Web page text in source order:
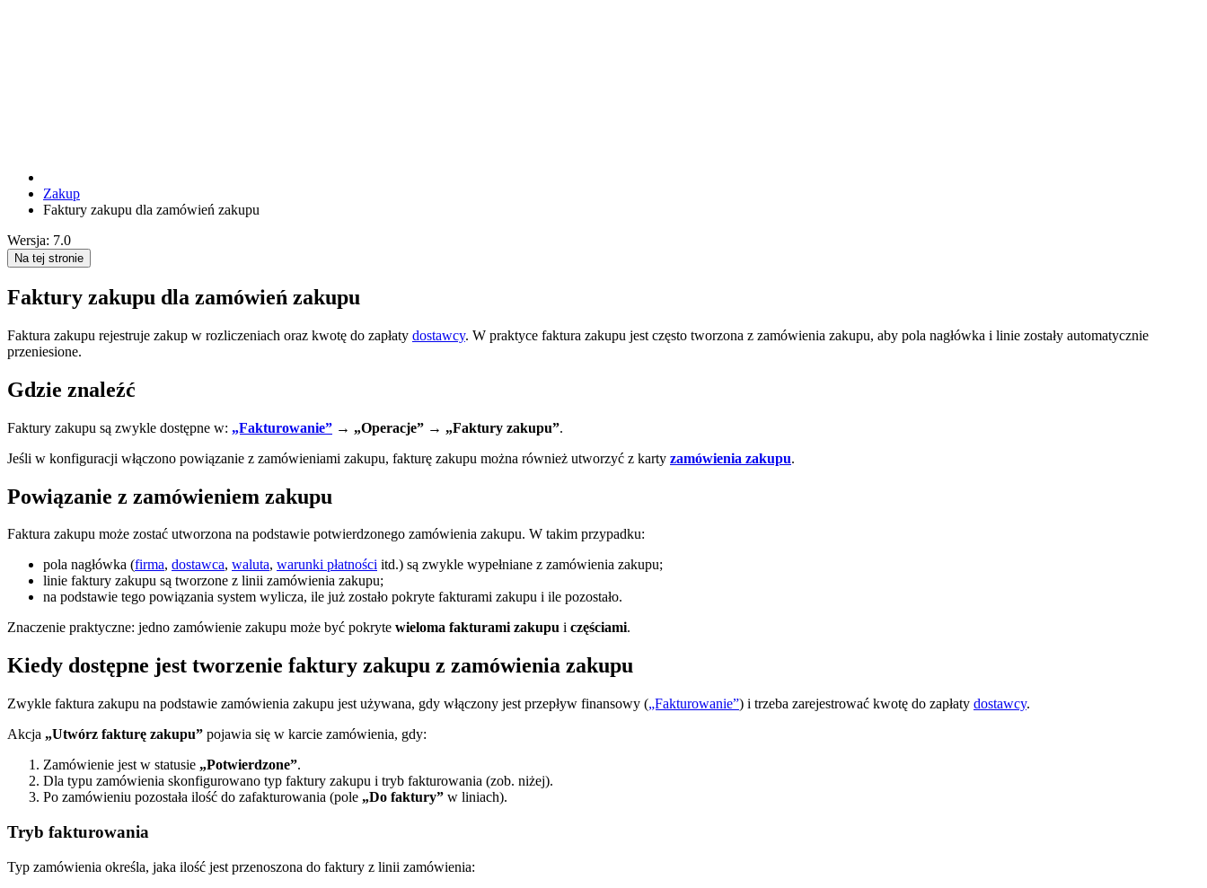
Zakup
Faktury zakupu dla zamówień zakupu
Wersja: 7.0
Na tej stronie
Faktury zakupu dla zamówień zakupu
Faktura zakupu rejestruje zakup w rozliczeniach oraz kwotę do zapłaty dostawcy. W praktyce faktura zakupu jest często tworzona z zamówienia zakupu, aby pola nagłówka i linie zostały automatycznie
przeniesione.
Gdzie znaleźć
Faktury zakupu są zwykle dostępne w: „Fakturowanie” → „Operacje” → „Faktury zakupu”.
Jeśli w konfiguracji włączono powiązanie z zamówieniami zakupu, fakturę zakupu można również utworzyć z karty zamówienia zakupu.
Powiązanie z zamówieniem zakupu
Faktura zakupu może zostać utworzona na podstawie potwierdzonego zamówienia zakupu. W takim przypadku:
pola nagłówka (firma, dostawca, waluta, warunki płatności itd.) są zwykle wypełniane z zamówienia zakupu;
linie faktury zakupu są tworzone z linii zamówienia zakupu;
na podstawie tego powiązania system wylicza, ile już zostało pokryte fakturami zakupu i ile pozostało.
Znaczenie praktyczne: jedno zamówienie zakupu może być pokryte wieloma fakturami zakupu i częściami.
Kiedy dostępne jest tworzenie faktury zakupu z zamówienia zakupu
Zwykle faktura zakupu na podstawie zamówienia zakupu jest używana, gdy włączony jest przepływ finansowy („Fakturowanie”) i trzeba zarejestrować kwotę do zapłaty dostawcy.
Akcja „Utwórz fakturę zakupu” pojawia się w karcie zamówienia, gdy:
Zamówienie jest w statusie „Potwierdzone”.
Dla typu zamówienia skonfigurowano typ faktury zakupu i tryb fakturowania (zob. niżej).
Po zamówieniu pozostała ilość do zafakturowania (pole „Do faktury” w liniach).
Tryb fakturowania
Typ zamówienia określa, jaka ilość jest przenoszona do faktury z linii zamówienia: